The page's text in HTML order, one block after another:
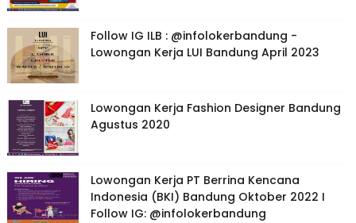
Follow IG ILB : @infolokerbandung -
Lowongan Kerja LUI Bandung April 2023
Lowongan Kerja Fashion Designer Bandung
Agustus 2020
Lowongan Kerja PT Berrina Kencana
Indonesia (BKI) Bandung Oktober 2022 I
Follow IG: @infolokerbandung